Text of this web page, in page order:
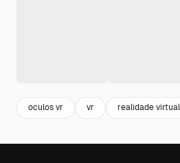
oculos vr vr realidade virtual